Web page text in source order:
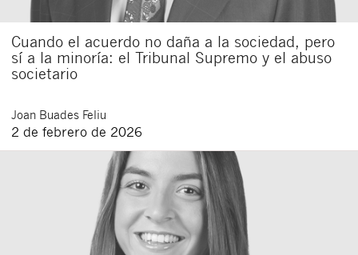
Cuando el acuerdo no daña a la sociedad, pero
sí a la minoría: el Tribunal Supremo y el abuso
societario
Joan Buades Feliu
2 de febrero de 2026